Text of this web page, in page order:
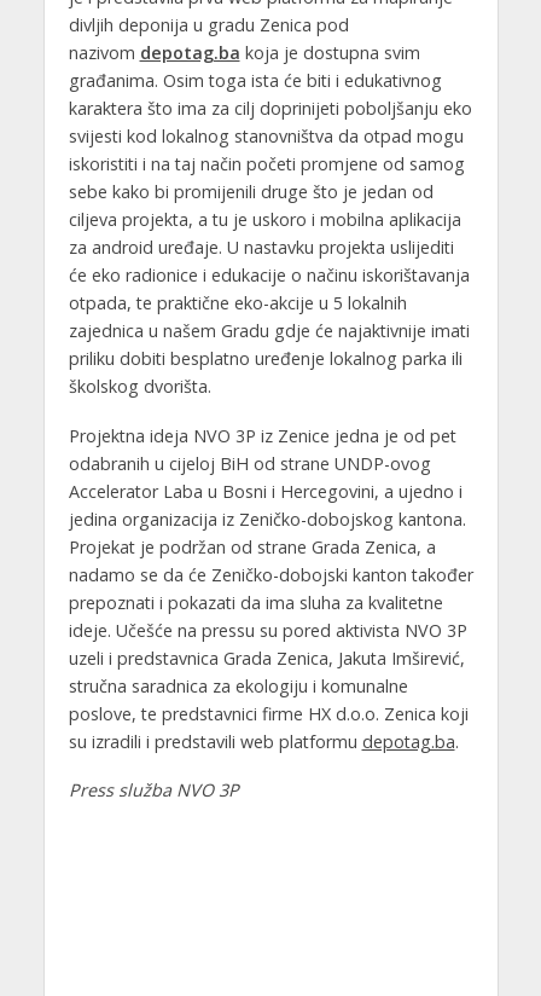
divljih deponija u gradu Zenica pod
nazivom depotag.ba koja je dostupna svim
građanima. Osim toga ista će biti i edukativnog
karaktera što ima za cilj doprinijeti poboljšanju eko
svijesti kod lokalnog stanovništva da otpad mogu
iskoristiti i na taj način početi promjene od samog
sebe kako bi promijenili druge što je jedan od
ciljeva projekta, a tu je uskoro i mobilna aplikacija
za android uređaje. U nastavku projekta uslijediti
će eko radionice i edukacije o načinu iskorištavanja
otpada, te praktične eko-akcije u 5 lokalnih
zajednica u našem Gradu gdje će najaktivnije imati
priliku dobiti besplatno uređenje lokalnog parka ili
školskog dvorišta.
Projektna ideja NVO 3P iz Zenice jedna je od pet
odabranih u cijeloj BiH od strane UNDP-ovog
Accelerator Laba u Bosni i Hercegovini, a ujedno i
jedina organizacija iz Zeničko-dobojskog kantona.
Projekat je podržan od strane Grada Zenica, a
nadamo se da će Zeničko-dobojski kanton također
prepoznati i pokazati da ima sluha za kvalitetne
ideje. Učešće na pressu su pored aktivista NVO 3P
uzeli i predstavnica Grada Zenica, Jakuta Imširević,
stručna saradnica za ekologiju i komunalne
poslove, te predstavnici firme HX d.o.o. Zenica koji
su izradili i predstavili web platformu depotag.ba.
Press služba NVO 3P